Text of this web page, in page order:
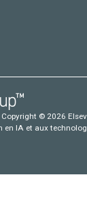
© 2026
en IA et aux